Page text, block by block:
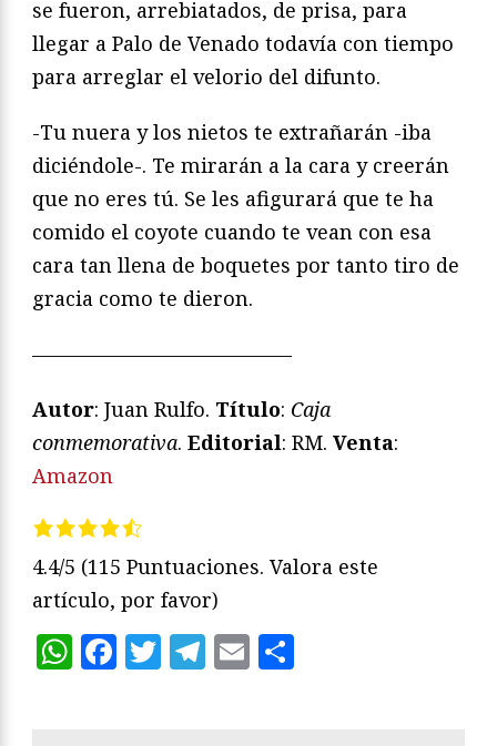
se fueron, arrebiatados, de prisa, para
llegar a Palo de Venado todavía con tiempo
para arreglar el velorio del difunto.
-Tu nuera y los nietos te extrañarán -iba
diciéndole-. Te mirarán a la cara y creerán
que no eres tú. Se les afigurará que te ha
comido el coyote cuando te vean con esa
cara tan llena de boquetes por tanto tiro de
gracia como te dieron.
—————————————
Autor: Juan Rulfo. Título: Caja
conmemorativa. Editorial: RM. Venta:
Amazon
4.4/5 (115 Puntuaciones. Valora este
artículo, por favor)
WhatsApp
Facebook
Twitter
Telegram
Email